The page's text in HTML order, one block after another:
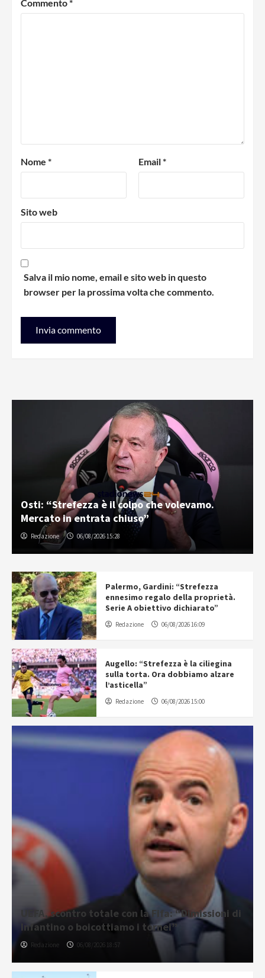
Commento*
Nome * Email*
Sito web
Salva il mio nome, email e sito web in questo
browser per la prossima volta che commento.
Osti: “Strefezza è il colpo che volevamo.
Mercato in entrata chiuso”
Redazione 06/08/2026 15:28
Palermo, Gardini: “Strefezza
ennesimo regalo della proprietà.
Serie A obiettivo dichiarato”
Redazione 06/08/2026 16:09
Augello: “Strefezza è la ciliegina
sulla torta. Ora dobbiamo alzare
l’asticella”
Redazione 06/08/2026 15:00
UEFA, scontro totale con la Fifa: “Dimissioni di
Infantino o boicottiamo i tornei”
Redazione 06/08/2026 18:57